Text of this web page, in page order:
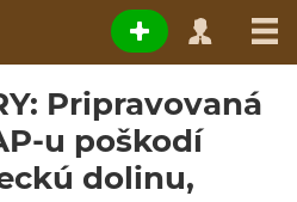
Pripravovaná
u poškodí
dolinu,